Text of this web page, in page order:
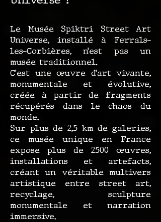
Le Musée Spiktri Street Art
Universe, installé à Ferrals-
les-Corbières, n’est pas un
musée traditionnel.
C’est une œuvre d’art vivante,
monumentale et évolutive,
créée à partir de fragments
récupérés dans le chaos du
monde.
Sur plus de 2,5 km de galeries,
ce musée unique en France
expose plus de 2500 œuvres,
installations et artefacts,
créant un véritable multivers
artistique entre street art,
recyclage, sculpture
monumentale et narration
immersive.